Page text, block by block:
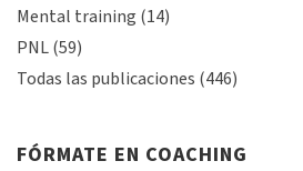
Mental training (14)
PNL(59)
Todas las publicaciones (446)
FÓRMATE EN COACHING